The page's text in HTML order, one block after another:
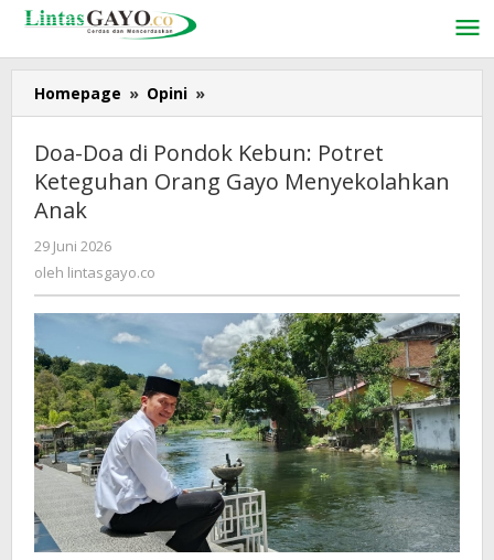
Lewati
konten
Homepage » Opini »
Doa
Pondok
Kebun:
Menyekolahkan
Anak
Doa-Doa di Pondok Kebun: Potret
Keteguhan Orang Gayo Menyekolahkan
Anak
29 Juni 2026
lintasgayo.co
oleh lintasgayo.co